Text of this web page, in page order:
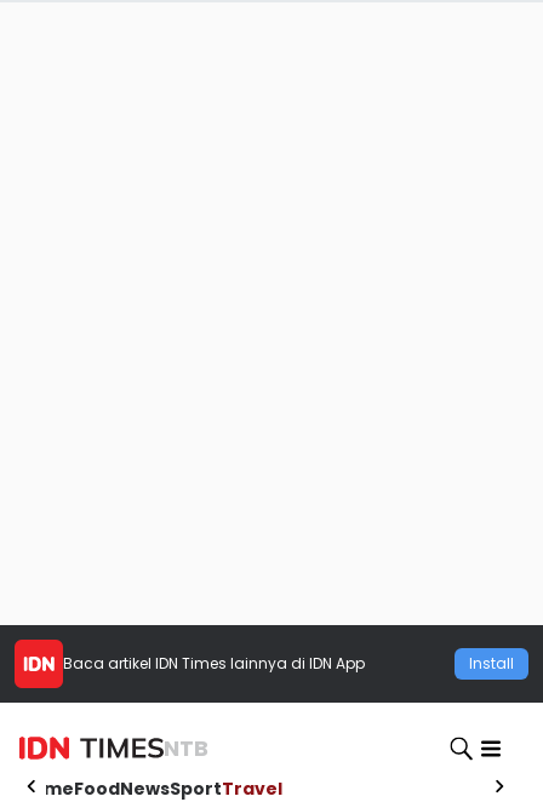
Baca artikel IDN Times lainnya di IDN App Install
NTB
HomeFoodNewsSportTravel